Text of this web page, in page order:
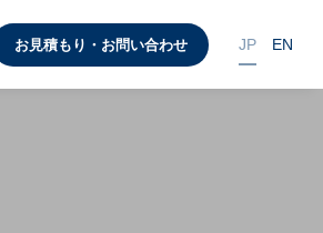
お見積もり・お問い合わせ JP EN